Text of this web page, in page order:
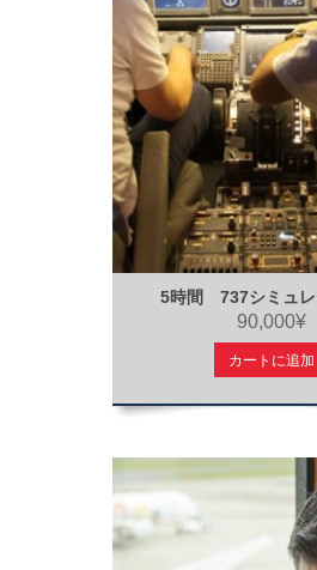
5時間 737シミュレ
90,000¥
カートに追加